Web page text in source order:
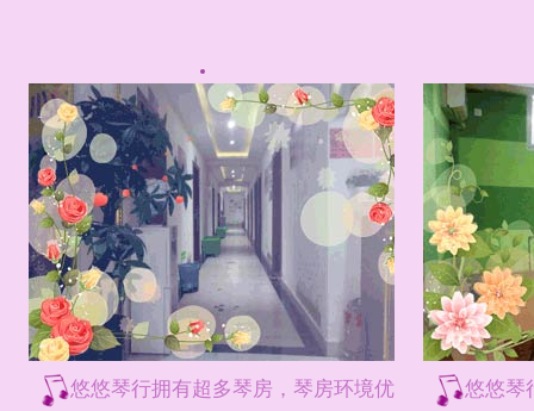
悠悠琴行拥有超多琴房，琴房环境优
悠悠琴